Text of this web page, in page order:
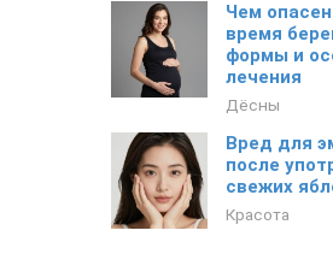
Чем
время
формы и
лечения
Дёсны
Вред для
после
свежих
Красота